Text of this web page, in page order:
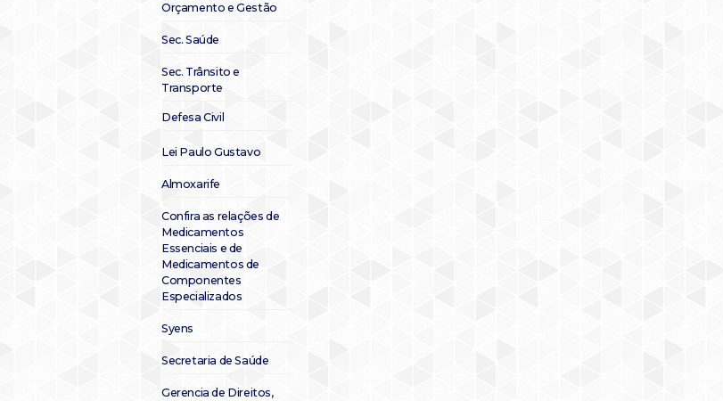
Orçamento e Gestão
Sec. Saúde
Sec. Trânsito e
Transporte
Defesa Civil
Lei Paulo Gustavo
Almoxarife
Confira as relações de
Medicamentos
Essenciais e de
Medicamentos de
Componentes
Especializados
Syens
Secretaria de Saúde
Gerencia de Direitos,